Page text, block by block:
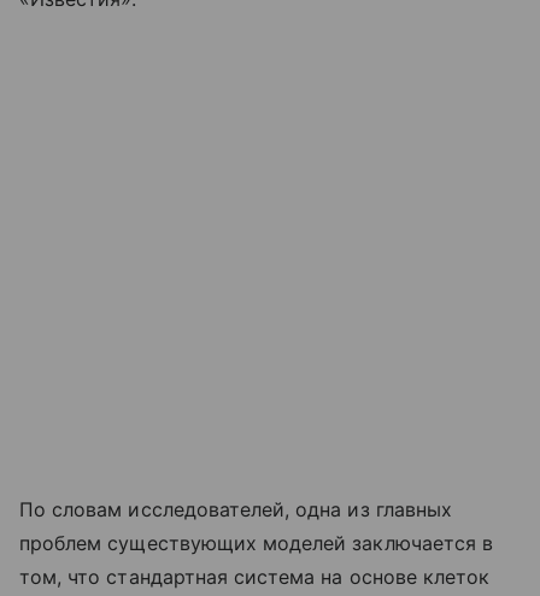
По словам исследователей, одна из главных
проблем существующих моделей заключается в
том, что стандартная система на основе клеток